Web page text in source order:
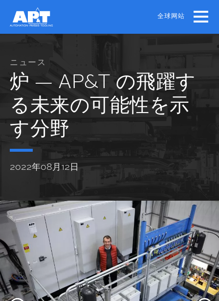
main
全球网站
ニュース
炉 — AP&T の飛躍す
る未来の可能性を示
す分野
2022年08月12日